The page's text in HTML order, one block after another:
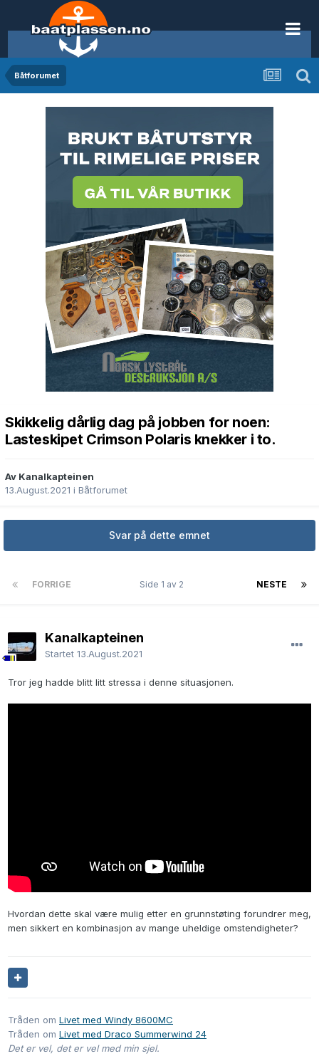
Båtforumet
Skikkelig dårlig dag på jobben for noen:
Lasteskipet Crimson Polaris knekker i to.
Av Kanalkapteinen
13.August.2021 i Båtforumet
Svar på dette emnet
FORRIGE NESTE
Side 1 av 2
Kanalkapteinen
Startet 13.August.2021
Tror jeg hadde blitt litt stressa i denne situasjonen.
Hvordan dette skal være mulig etter en grunnstøting forundrer meg,
men sikkert en kombinasjon av mange uheldige omstendigheter?
Tråden om Livet med Windy 8600MC
Tråden om Livet med Draco Summerwind 24
Det er vel, det er vel med min sjel.